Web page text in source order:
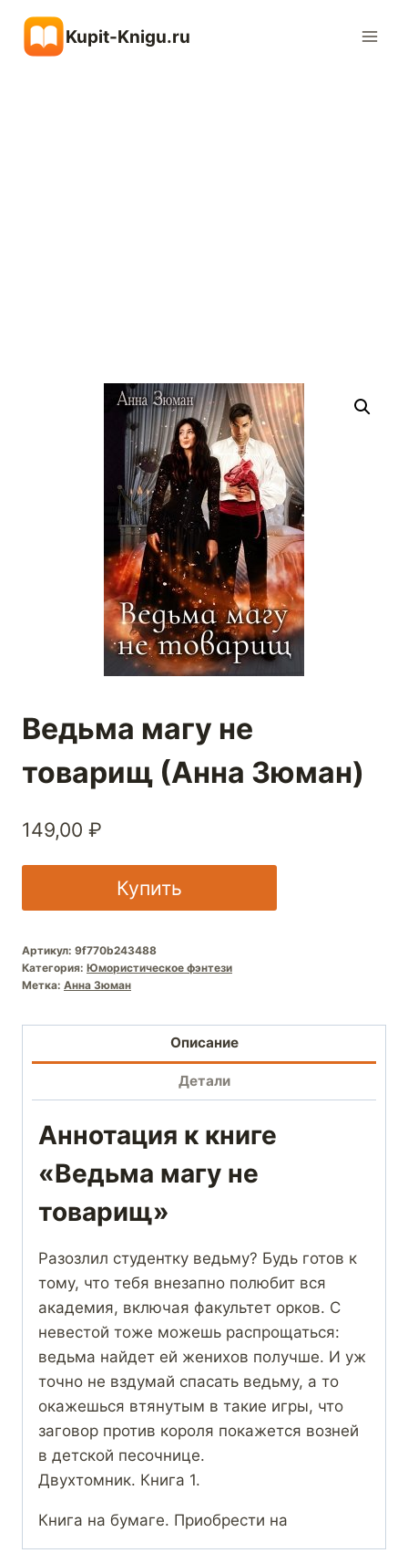
содержимому
Kupit-Knigu.ru
Ведьма магу не
товарищ (Анна Зюман)
149,00 ₽
Купить
Артикул: 9f770b243488
Категория: Юмористическое фэнтези
Метка: Анна Зюман
Описание
Детали
Аннотация к книге
«Ведьма магу не
товарищ»
Разозлил студентку ведьму? Будь готов к
тому, что тебя внезапно полюбит вся
академия, включая факультет орков. С
невестой тоже можешь распрощаться:
ведьма найдет ей женихов получше. И уж
точно не вздумай спасать ведьму, а то
окажешься втянутым в такие игры, что
заговор против короля покажется возней
в детской песочнице.
Двухтомник. Книга 1.
Книга на бумаге. Приобрести на